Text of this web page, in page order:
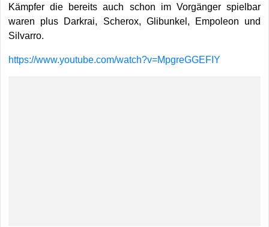
Kämpfer die bereits auch schon im Vorgänger spielbar
waren plus Darkrai, Scherox, Glibunkel, Empoleon und
Silvarro.
https://www.youtube.com/watch?v=MpgreGGEFIY